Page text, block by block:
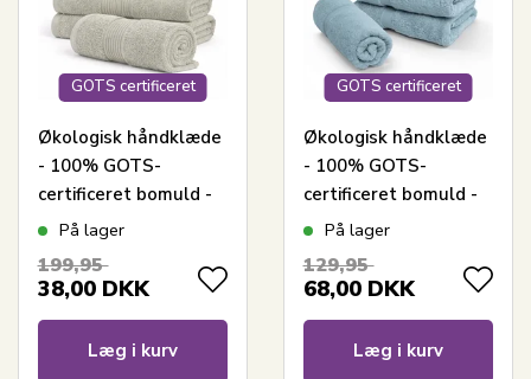
GOTS certificeret
Økologisk håndklæde
- 100% GOTS-
certificeret bomuld -
50x100 - Grøn
På lager
199,95
38,00 DKK
Læg i kurv
GOTS certificeret
Økologisk håndklæde
- 100% GOTS-
certificeret bomuld -
50x100 cm - Støvet
På lager
129,95
68,00 DKK
Læg i kurv